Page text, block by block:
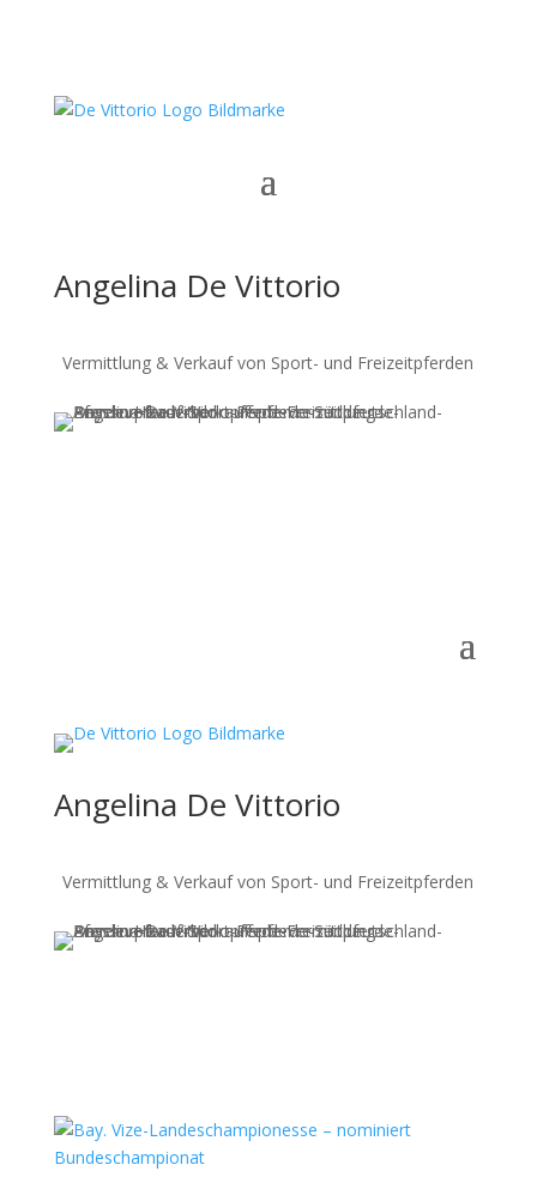
Angelina De Vittorio
Vermittlung & Verkauf von Sport- und Freizeitpferden
Angelina De Vittorio
Vermittlung & Verkauf von Sport- und Freizeitpferden